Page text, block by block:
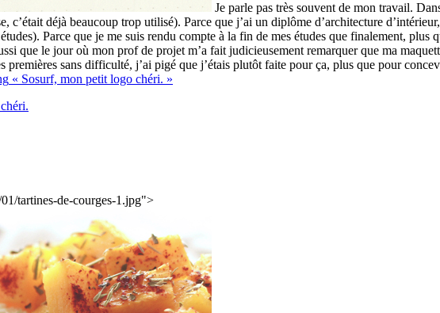
Je parle pas très souvent de mon travail.
c’était déjà beaucoup trop utilisé). Parce que j’ai un diplôme d’architecture
Parce que je me suis rendu compte à la fin de mes études que finalement, plus
que le jour où mon prof de projet m’a fait judicieusement remarquer que ma
premières sans difficulté, j’ai pigé que j’étais plutôt faite pour ça, plus que pour
« Sosurf, mon petit logo chéri. »
tartines-de-courges-1.jpg">